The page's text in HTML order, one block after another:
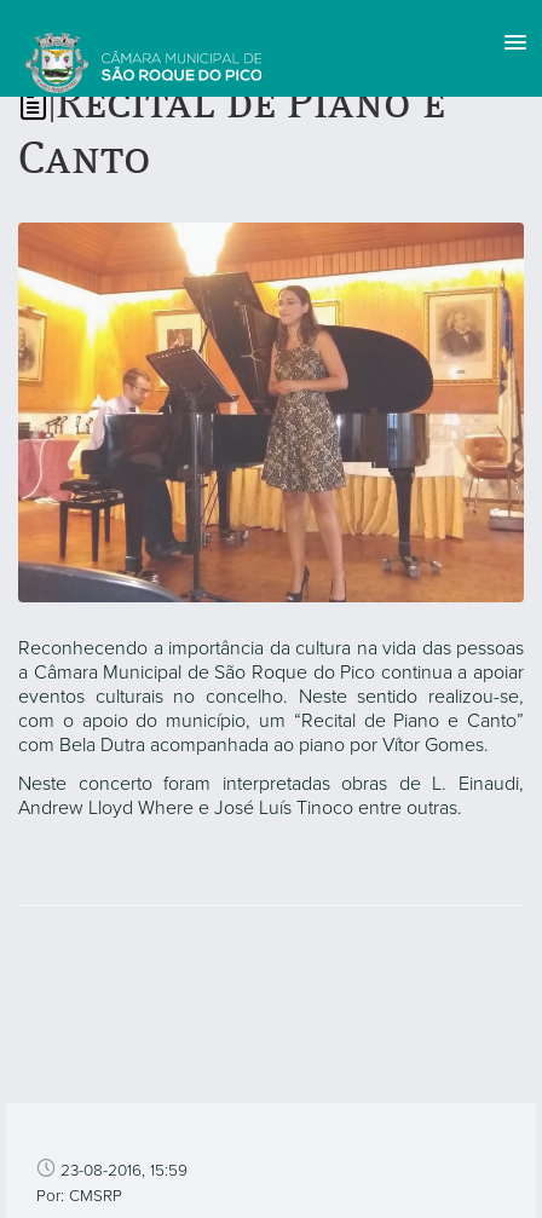
Recital de Piano e
Canto
Reconhecendo a importância da cultura na vida das pessoas
a Câmara Municipal de São Roque do Pico continua a apoiar
eventos culturais no concelho. Neste sentido realizou-se,
com o apoio do município, um “Recital de Piano e Canto”
com Bela Dutra acompanhada ao piano por Vítor Gomes.
Neste concerto foram interpretadas obras de L. Einaudi,
Andrew Lloyd Where e José Luís Tinoco entre outras.
23-08-2016, 15:59
Por: CMSRP